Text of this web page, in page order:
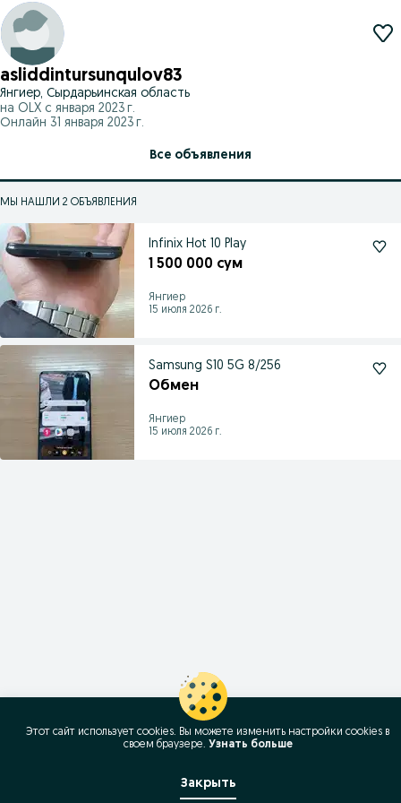
asliddintursunqulov83
Янгиер, Сырдарьинская область
на OLX с января 2023 г.
Онлайн 31 января 2023 г.
Все объявления
МЫ НАШЛИ 2 ОБЪЯВЛЕНИЯ
Infinix Hot 10 Play
1 500 000 сум
Янгиер
15 июля 2026 г.
Samsung S10 5G 8/256
Обмен
Янгиер
15 июля 2026 г.
Этот сайт использует cookies. Вы можете изменить настройки cookies в
своeм браузере. Узнать больше
Закрыть